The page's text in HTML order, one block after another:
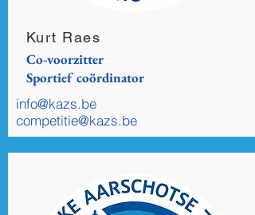
Kurt Raes
Co-voorzitter
Sportief coördinator
info@kazs.be
competitie@kazs.be